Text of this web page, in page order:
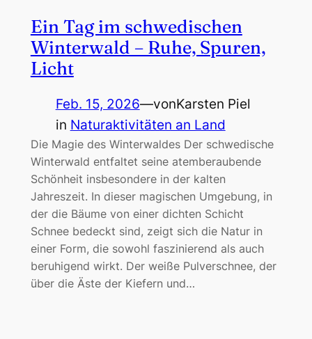
Ein Tag im schwedischen
Winterwald – Ruhe, Spuren,
Licht
Feb. 15, 2026—vonKarsten Piel
in Naturaktivitäten an Land
Die Magie des Winterwaldes Der schwedische
Winterwald entfaltet seine atemberaubende
Schönheit insbesondere in der kalten
Jahreszeit. In dieser magischen Umgebung, in
der die Bäume von einer dichten Schicht
Schnee bedeckt sind, zeigt sich die Natur in
einer Form, die sowohl faszinierend als auch
beruhigend wirkt. Der weiße Pulverschnee, der
über die Äste der Kiefern und…